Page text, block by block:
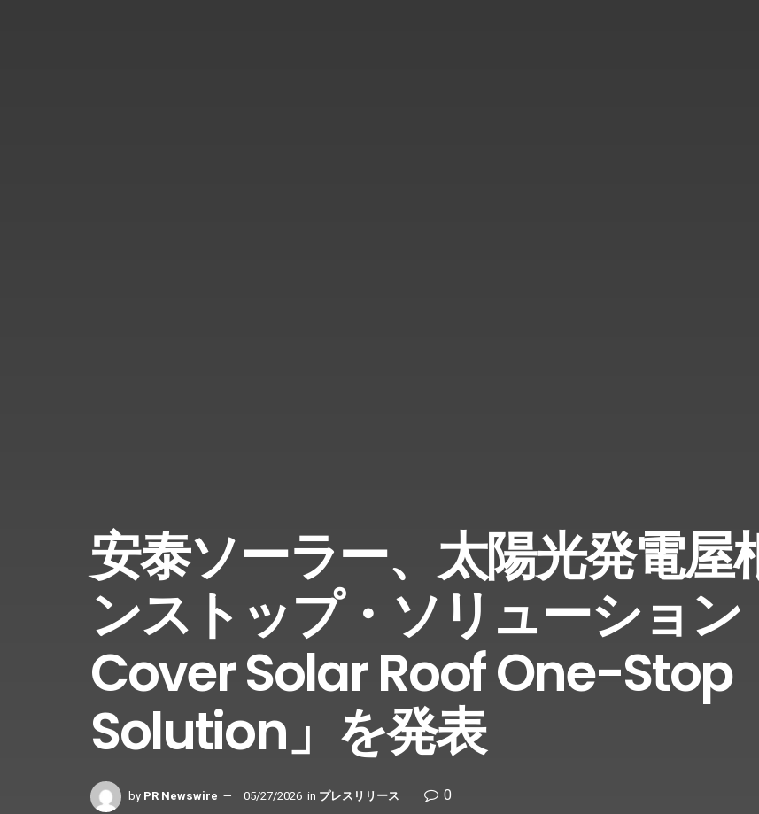
安泰ソーラー、太陽光発電屋
ンストップ・ソリューショ
Cover Solar Roof One-Stop
Solution」を発表
by PR Newswire 05/27/2026 in プレスリリース 0